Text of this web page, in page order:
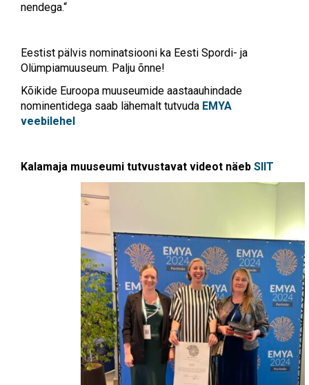
nendega.“
Eestist pälvis nominatsiooni ka Eesti Spordi- ja
Olümpiamuuseum. Palju õnne!
Kõikide Euroopa muuseumide aastaauhindade
nominentidega saab lähemalt tutvuda EMYA
veebilehel
Kalamaja muuseumi tutvustavat videot näeb SIIT